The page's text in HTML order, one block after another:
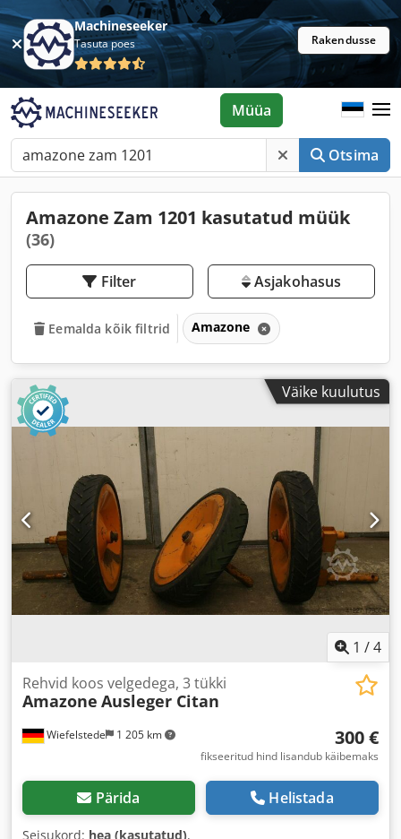
Machineseeker
Tasuta poes Rakendusse
Otsima
Müüa
Amazone Zam 1201 kasutatud müük
(36)
Filter Asjakohasus
Eemalda kõik filtrid Amazone
Väike kuulutus
1 /4
Wiefelstede 1 205 km
Rehvid koos velgedega, 3 tükki
Amazone Ausleger Citan
300 €
fikseeritud hind lisandub käibemaks
Pärida Helistada
Seisukord: hea (kasutatud),